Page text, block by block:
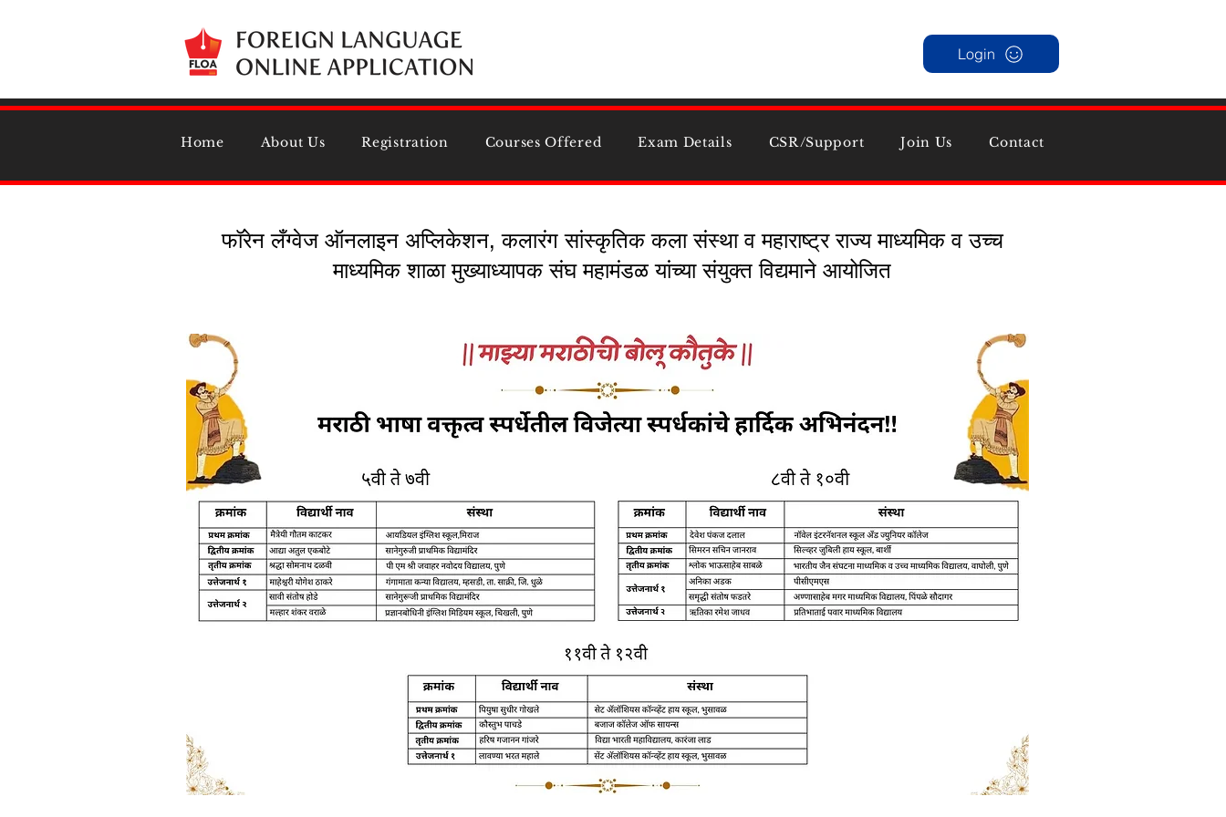
Login
Home About Us Registration Courses Offered Exam Details CSR/Support Join Us Contact
फॉरेन लँग्वेज ऑनलाइन अप्लिकेशन, कलारंग सांस्कृतिक कला संस्था व महाराष्ट्र राज्य माध्यमिक व उच्च
माध्यमिक शाळा मुख्याध्यापक संघ महामंडळ यांच्या संयुक्त विद्यमाने आयोजित